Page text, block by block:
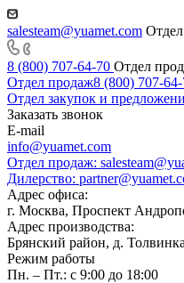
salesteam@yuamet.com
8 (800) 707-64-70 Отдел
Отдел продаж8 (800) 707-
Отдел закупок и
Заказать звонок
E-mail
info@yuamet.com
Отдел продаж:
Дилерство:
Адрес офиса:
г. Москва, Проспект
Адрес производства:
Брянский район, д.
Режим работы
Пн. – Пт.: с 9:00 до 18:00